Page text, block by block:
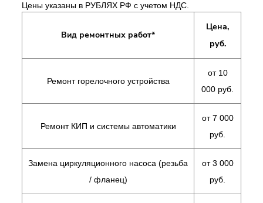
Цены указаны в РУБЛЯХ РФ с учетом НДС.
Вид ремонтных работ*
Цена,
руб.
Ремонт горелочного устройства
от 10
000 руб.
Ремонт КИП и системы автоматики
от 7 000
руб.
Замена циркуляционного насоса (резьба
/ фланец)
от 3 000
руб.